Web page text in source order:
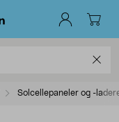
Solcellepaneler og -